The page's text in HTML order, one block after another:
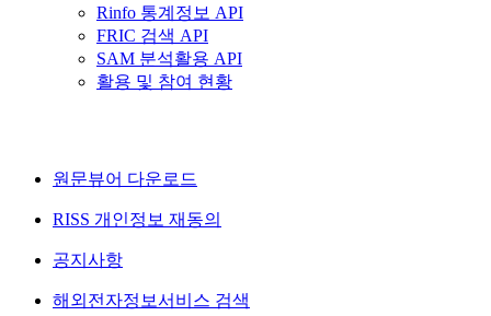
Rinfo 통계정보 API
FRIC 검색 API
SAM 분석활용 API
활용 및 참여 현황
원문뷰어 다운로드
RISS 개인정보 재동의
공지사항
해외전자정보서비스 검색